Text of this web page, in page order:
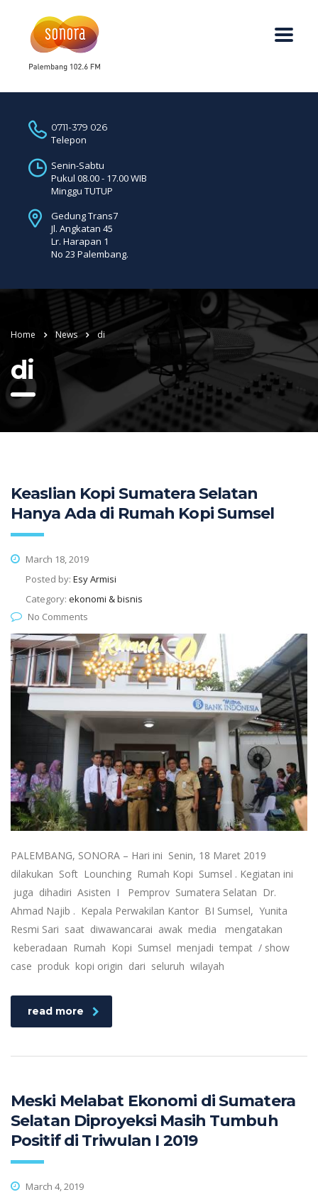
0711-379 026
Telepon
Senin-Sabtu
Pukul 08.00 - 17.00 WIB
Minggu TUTUP
Gedung Trans7
Jl. Angkatan 45
Lr. Harapan 1
No 23 Palembang.
Home News di
di
Keaslian Kopi Sumatera Selatan
Hanya Ada di Rumah Kopi Sumsel
March 18, 2019
Posted by: Esy Armisi
Category: ekonomi & bisnis
No Comments
PALEMBANG, SONORA – Hari ini Senin, 18 Maret 2019
dilakukan Soft Lounching Rumah Kopi Sumsel . Kegiatan ini
juga dihadiri Asisten I Pemprov Sumatera Selatan Dr.
Ahmad Najib . Kepala Perwakilan Kantor BI Sumsel, Yunita
Resmi Sari saat diwawancarai awak media mengatakan
keberadaan Rumah Kopi Sumsel menjadi tempat / show
case produk kopi origin dari seluruh wilayah
read more
Meski Melabat Ekonomi di Sumatera
Selatan Diproyeksi Masih Tumbuh
Positif di Triwulan I 2019
March 4, 2019